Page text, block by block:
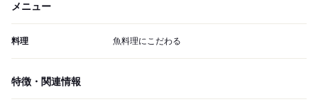
メニュー
料理 魚料理にこだわる
特徴・関連情報